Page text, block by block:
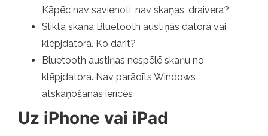
Kāpēc nav savienoti, nav skaņas, draivera?
Slikta skaņa Bluetooth austiņās datorā vai
klēpjdatorā. Ko darīt?
Bluetooth austiņas nespēlē skaņu no
klēpjdatora. Nav parādīts Windows
atskaņošanas ierīcēs
Uz iPhone vai iPad